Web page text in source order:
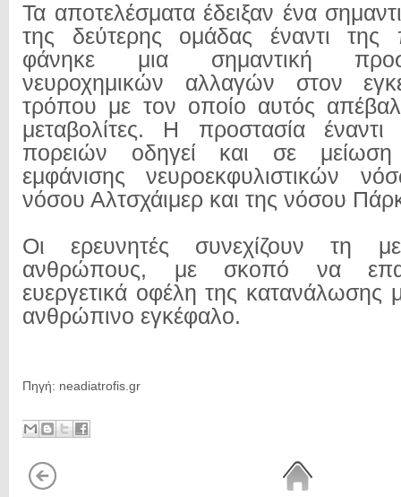
Τα αποτελέσματα έδειξαν ένα
της δεύτερης ομάδας έναντι
φάνηκε μια σημαντική
νευροχημικών αλλαγών στον
τρόπου με τον οποίο αυτός
μεταβολίτες. Η προστασία
πορειών οδηγεί και σε
εμφάνισης νευροεκφυλιστικών
νόσου Αλτσχάιμερ και της νόσου
Οι ερευνητές συνεχίζουν τη
ανθρώπους, με σκοπό να
ευεργετικά οφέλη της κατανάλωσης
ανθρώπινο εγκέφαλο.
Πηγή: neadiatrofis.gr